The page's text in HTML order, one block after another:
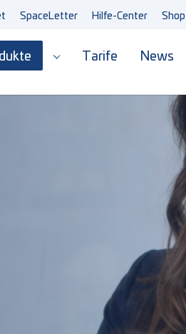
SpaceLetter Hilfe-Center Shop
Submenu for "Produkte"
Tarife News